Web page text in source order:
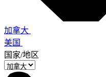
加拿大
美国
国家/地区